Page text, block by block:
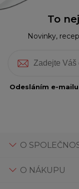
To
Novinky,
Odesláním e-
O
O NÁKUPU